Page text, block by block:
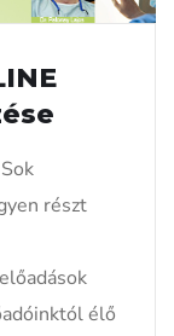
részt
élő